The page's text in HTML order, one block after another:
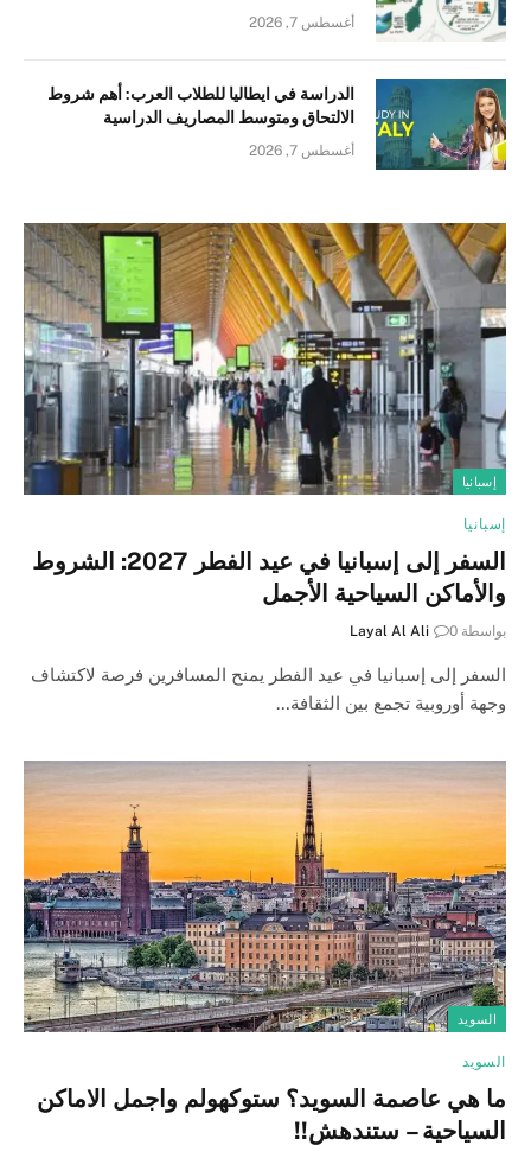
أغسطس 7, 2026
الدراسة في ايطاليا للطلاب العرب: أهم شروط
الالتحاق ومتوسط المصاريف الدراسية
أغسطس 7, 2026
إسبانيا
إسبانيا
السفر إلى إسبانيا في عيد الفطر 2027: الشروط
والأماكن السياحية الأجمل
بواسطة Layal Al Ali 0
السفر إلى إسبانيا في عيد الفطر يمنح المسافرين فرصة لاكتشاف
وجهة أوروبية تجمع بين الثقافة…
السويد
السويد
ما هي عاصمة السويد؟ ستوكهولم واجمل الاماكن
السياحية – ستندهش!!